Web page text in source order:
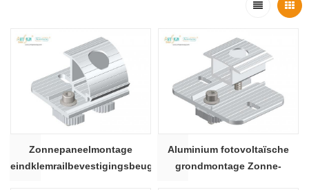
Zonnepaneelmontage
eindklemrailbevestigingsbeugel
Aluminium fotovoltaïsche
grondmontage Zonne-